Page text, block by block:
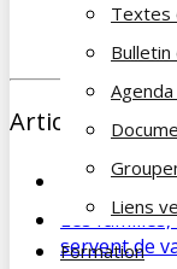
Textes
Bulletin
Liens
Formation
Articles
Retraites :
Les
servent de